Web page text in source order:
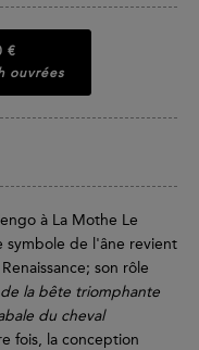
€
ouvrées
à La Mothe Le
symbole de l'âne revient
son rôle
la bête triomphante
du cheval
fois, la conception